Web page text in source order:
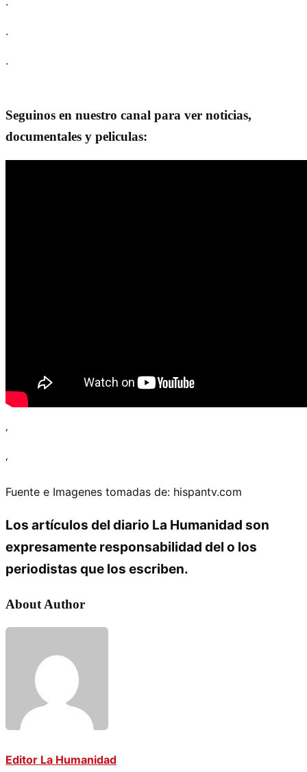
.
.
Seguinos en nuestro canal para ver noticias,
documentales y peliculas:
‘
‘
Fuente e Imagenes tomadas de: hispantv.com
Los artículos del diario La Humanidad son
expresamente responsabilidad del o los
periodistas que los escriben.
About Author
Editor La Humanidad